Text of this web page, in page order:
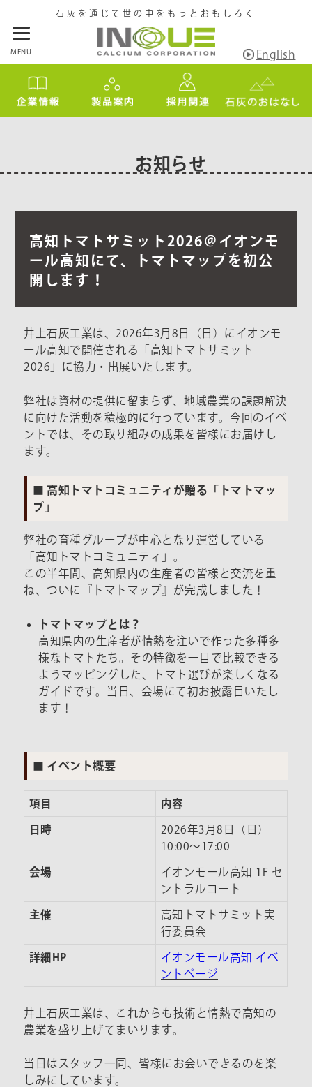
石灰を通じて世の中をもっとおもしろく
English
MENU
お知らせ
高知トマトサミット2026＠イオンモ
ール高知にて、トマトマップを初公
開します！
井上石灰工業は、2026年3月8日（日）にイオンモ
ール高知で開催される「高知トマトサミット
2026」に協力・出展いたします。
弊社は資材の提供に留まらず、地域農業の課題解決
に向けた活動を積極的に行っています。今回のイベ
ントでは、その取り組みの成果を皆様にお届けし
ます。
■ 高知トマトコミュニティが贈る「トマトマッ
プ」
弊社の育種グループが中心となり運営している
「高知トマトコミュニティ」。
この半年間、高知県内の生産者の皆様と交流を重
ね、ついに『トマトマップ』が完成しました！
トマトマップとは？
高知県内の生産者が情熱を注いで作った多種多
様なトマトたち。その特徴を一目で比較できる
ようマッピングした、トマト選びが楽しくなる
ガイドです。当日、会場にて初お披露目いたし
ます！
■ イベント概要
項目 内容
日時
2026年3月8日（日）
10:00～17:00
会場
イオンモール高知 1F セ
ントラルコート
主催
高知トマトサミット実
行委員会
詳細HP
イオンモール高知 イベ
ントページ
井上石灰工業は、これからも技術と情熱で高知の
農業を盛り上げてまいります。
当日はスタッフ一同、皆様にお会いできるのを楽
しみにしています。